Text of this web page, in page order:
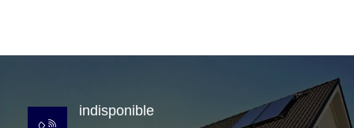
indisponible